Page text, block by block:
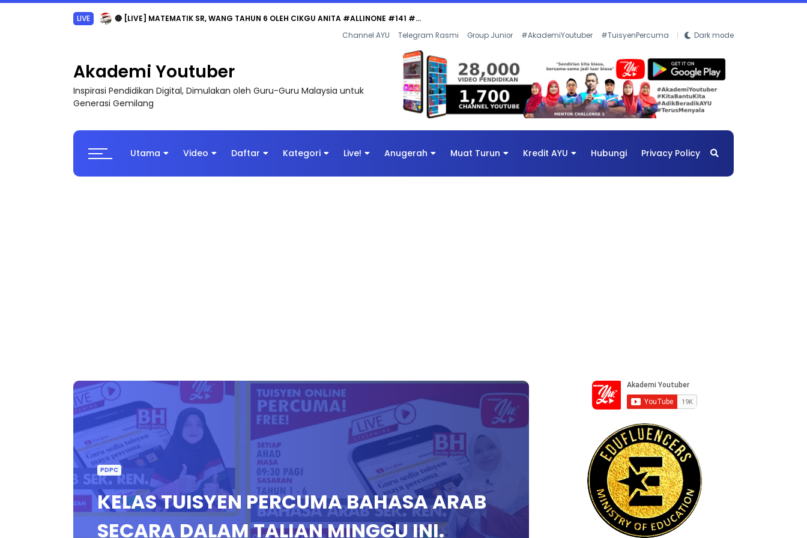
LIVE 🔴 [LIVE] MATEMATIK SR, WANG TAHUN 6 OLEH CIKGU ANITA #ALLINONE #141 #...
Channel AYU Telegram Rasmi Group Junior #AkademiYoutuber #TuisyenPercuma Dark mode
Akademi Youtuber
Inspirasi Pendidikan Digital, Dimulakan oleh Guru-Guru Malaysia untuk
Generasi Gemilang
Utama Video Daftar Kategori Live! Anugerah Muat Turun Kredit AYU Hubungi Privacy Policy
PDPC
KELAS TUISYEN PERCUMA BAHASA ARAB
SECARA DALAM TALIAN MINGGU INI.